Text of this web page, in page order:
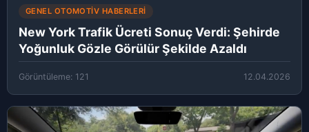
GENEL OTOMOTIV HABERLERI
New York Trafik Ücreti Sonuç Verdi: Şehirde
Yoğunluk Gözle Görülür Şekilde Azaldı
Görüntüleme: 121 12.04.2026